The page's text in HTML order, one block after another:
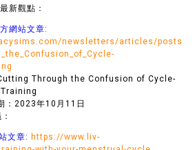
新觀點：
網站文章:
newsletters/articles/posts
Through the Confusion of Cycle-
：2023年10月11日
文章: https://www.liv-